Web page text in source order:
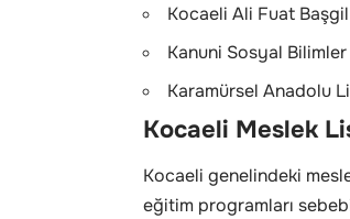
Kocaeli Ali Fuat
Kanuni Sosyal
Karamürsel Anadolu
Kocaeli Meslek
Kocaeli genelindeki
eğitim programları